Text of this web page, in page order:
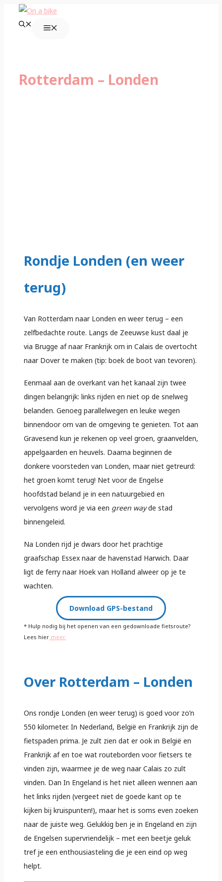
Rotterdam – Londen
Rondje Londen (en weer
terug)
Van Rotterdam naar Londen en weer terug – een
zelfbedachte route. Langs de Zeeuwse kust daal je
via Brugge af naar Frankrijk om in Calais de overtocht
naar Dover te maken (tip: boek de boot van tevoren).
Eenmaal aan de overkant van het kanaal zijn twee
dingen belangrijk: links rijden en niet op de snelweg
belanden. Genoeg parallelwegen en leuke wegen
binnendoor om van de omgeving te genieten. Tot aan
Gravesend kun je rekenen op veel groen, graanvelden,
appelgaarden en heuvels. Daarna beginnen de
donkere voorsteden van Londen, maar niet getreurd:
het groen komt terug! Net voor de Engelse
hoofdstad beland je in een natuurgebied en
vervolgens word je via een green wayde stad
binnengeleid.
Na Londen rijd je dwars door het prachtige
graafschap Essex naar de havenstad Harwich. Daar
ligt de ferry naar Hoek van Holland alweer op je te
wachten.
Download GPS-bestand
* Hulp nodig bij het openen van een gedownloade fietsroute?
Lees hier meer.
Over Rotterdam – Londen
Ons rondje Londen (en weer terug) is goed voor zo’n
550 kilometer. In Nederland, België en Frankrijk zijn de
fietspaden prima. Je zult zien dat er ook in België en
Frankrijk af en toe wat routeborden voor fietsers te
vinden zijn, waarmee je de weg naar Calais zo zult
vinden. Dan In Engeland is het niet alleen wennen aan
het links rijden (vergeet niet de goede kant op te
kijken bij kruispunten!), maar het is soms even zoeken
naar de juiste weg. Gelukkig ben je in Engeland en zijn
de Engelsen supervriendelijk – met een beetje geluk
tref je een enthousiasteling die je een eind op weg
helpt.